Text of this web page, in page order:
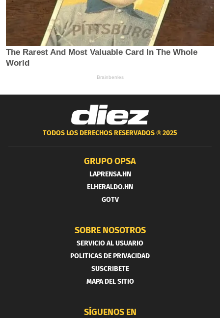
TODOS LOS DERECHOS RESERVADOS ®2025
GRUPO OPSA
LAPRENSA.HN
ELHERALDO.HN
GOTV
SOBRE NOSOTROS
SERVICIO AL USUARIO
POLITICAS DE PRIVACIDAD
SUSCRIBETE
MAPA DEL SITIO
SÍGUENOS EN